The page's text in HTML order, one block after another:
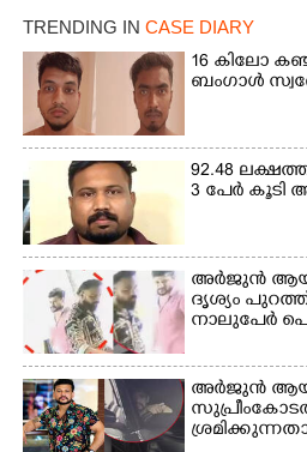
TRENDING IN CASE DIARY
16 കിലോ
ബംഗാൾ
92.48
3 പേർ കൂടി
അർജുൻ
ദൃശ്യം
നാലുപേർ
അർജുൻ